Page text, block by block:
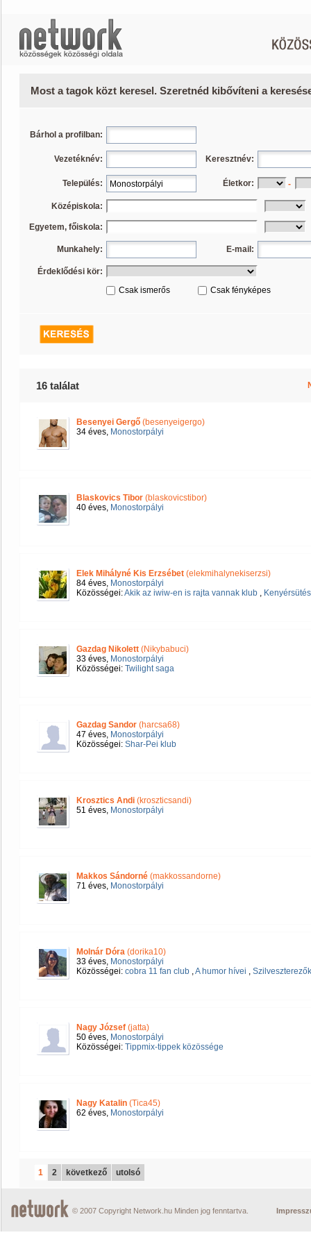
Most a tagok közt keresel. Szeretnéd kibővíteni a
Bárhol a profilban:
Vezetéknév: Keresztnév:
Település: Életkor: -
Középiskola:
Egyetem, főiskola:
Munkahely: E-mail:
Érdeklődési kör:
Csak ismerős
Csak fényképes
16 találat
Besenyei Gergő (besenyeigergo)
34 éves, Monostorpályi
Blaskovics Tibor (blaskovicstibor)
40 éves, Monostorpályi
Elek Mihályné Kis Erzsébet (elekmihalynekiserzsi)
84 éves, Monostorpályi
Közösségei:Akik az iwiw-en is rajta vannak klub , Kenyérsütés
Gazdag Nikolett (Nikybabuci)
33 éves, Monostorpályi
Közösségei: Twilight saga
Gazdag Sandor (harcsa68)
47 éves, Monostorpályi
Közösségei: Shar-Pei klub
Krosztics Andi (kroszticsandi)
51 éves, Monostorpályi
Makkos Sándorné (makkossandorne)
71 éves, Monostorpályi
Molnár Dóra (dorika10)
33 éves, Monostorpályi
Közösségei: cobra 11 fan club ,A humor hívei ,
Nagy József (jatta)
50 éves, Monostorpályi
Közösségei: Tippmix-tippek közössége
Nagy Katalin (Tica45)
62 éves, Monostorpályi
1 2 következő utolsó
© 2007 Copyright Network.hu Minden jog fenntartva.